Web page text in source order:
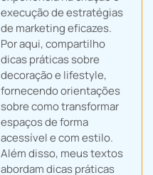
execução de estratégias
de marketing eficazes.
Por aqui, compartilho
dicas práticas sobre
decoração e lifestyle,
fornecendo orientações
sobre como transformar
espaços de forma
acessível e com estilo.
Além disso, meus textos
abordam dicas práticas